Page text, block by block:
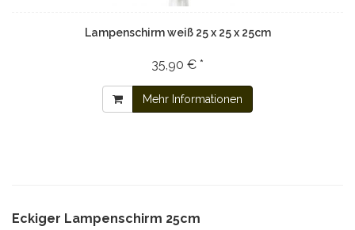
Lampenschirm weiß 25 x 25 x 25cm
35,90 € *
Mehr Informationen
Eckiger Lampenschirm 25cm